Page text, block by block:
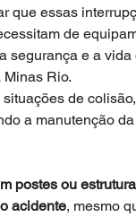
que essas
de
e a vida
Minas Rio.
de
a manutenção
postes ou
acidente, mesmo